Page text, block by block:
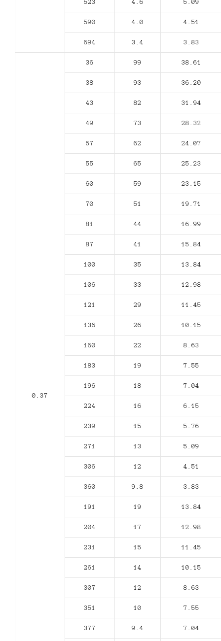
523 4.6 5.09
590 4.0 4.51
694 3.4 3.83
0.37
36 99 38.61
38 93 36.20
43 82 31.94
49 73 28.32
57 62 24.07
55 65 25.23
60 59 23.15
70 51 19.71
81 44 16.99
87 41 15.84
100 35 13.84
106 33 12.98
121 29 11.45
136 26 10.15
160 22 8.63
183 19 7.55
196 18 7.04
224 16 6.15
239 15 5.76
271 13 5.09
306 12 4.51
360 9.8 3.83
191 19 13.84
204 17 12.98
231 15 11.45
261 14 10.15
307 12 8.63
351 10 7.55
377 9.4 7.04